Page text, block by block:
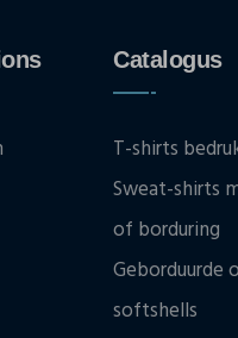
Catalogus
T-shirts
Sweat-shirts
of borduring
Geborduurde
softshells